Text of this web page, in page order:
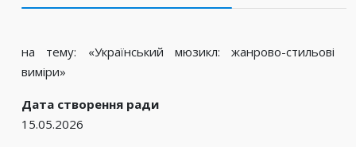
на тему: «Український мюзикл: жанрово-стильові
виміри»
Дата створення ради
15.05.2026